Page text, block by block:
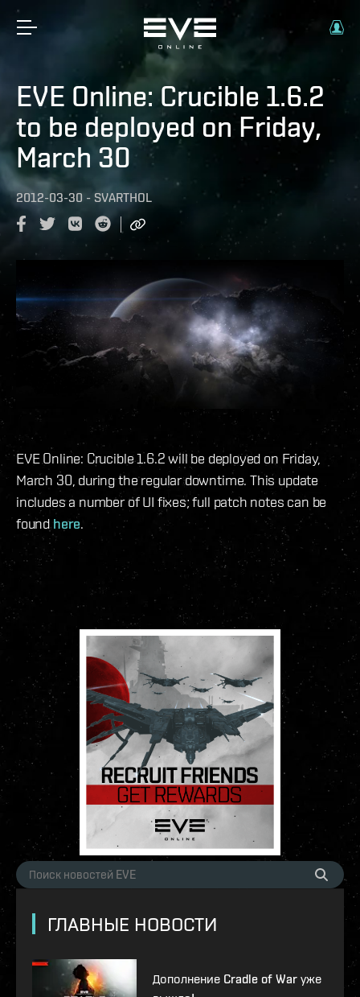
EVE Online: Crucible 1.6.2
to be deployed on Friday,
March 30
2012-03-30 - SVARTHOL
EVE Online: Crucible 1.6.2 will be deployed on Friday,
March 30, during the regular downtime. This update
includes a number of UI fixes; full patch notes can be
foundhere.
ГЛАВНЫЕ НОВОСТИ
Дополнение Cradle of War уже